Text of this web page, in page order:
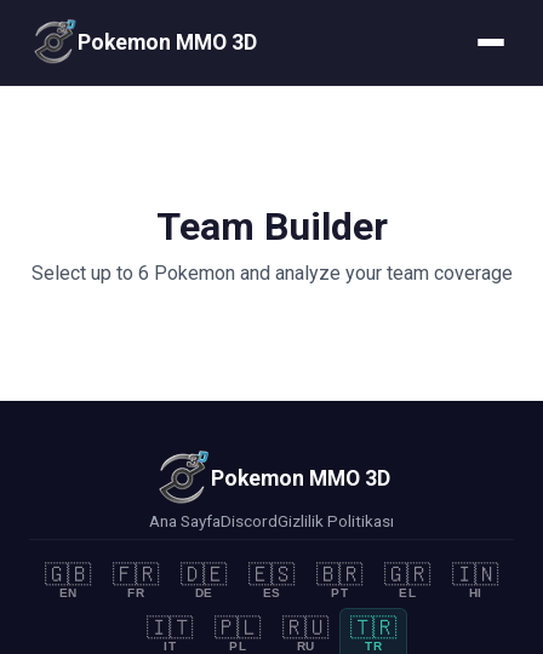
Pokemon MMO 3D
Team Builder
Select up to 6 Pokemon and analyze your team coverage
Pokemon MMO 3D
Ana SayfaDiscordGizlilik Politikası
🇬🇧
EN
🇫🇷
FR
🇩🇪
DE
🇪🇸
ES
🇧🇷
PT
🇬🇷
EL
🇮🇳
HI
🇮🇹
IT
🇵🇱
PL
🇷🇺
RU
🇹🇷
TR